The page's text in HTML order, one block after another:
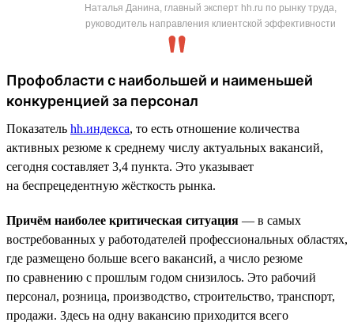
Наталья Данина, главный эксперт hh.ru по рынку труда,
руководитель направления клиентской эффективности
Профобласти с наибольшей и наименьшей
конкуренцией за персонал
Показатель hh.индекса, то есть отношение количества
активных резюме к среднему числу актуальных вакансий,
сегодня составляет 3,4 пункта. Это указывает
на беспрецедентную жёсткость рынка.
Причём наиболее критическая ситуация — в самых
востребованных у работодателей профессиональных областях,
где размещено больше всего вакансий, а число резюме
по сравнению с прошлым годом снизилось. Это рабочий
персонал, розница, производство, строительство, транспорт,
продажи. Здесь на одну вакансию приходится всего